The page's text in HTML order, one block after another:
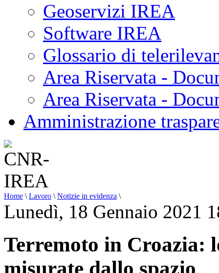
Geoservizi IREA
Software IREA
Glossario di
Area Riservata -
Area Riservata -
Amministrazione
Home \ Lavoro \ Notizie in evidenza \
Lunedì, 18 Gennaio 2021
Terremoto in Croazia:
misurate dallo spazio